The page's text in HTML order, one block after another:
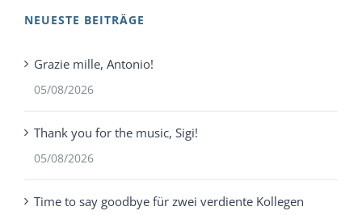
NEUESTE BEITRÄGE
Grazie mille, Antonio!
05/08/2026
Thank you for the music, Sigi!
05/08/2026
Time to say goodbye für zwei verdiente Kollegen